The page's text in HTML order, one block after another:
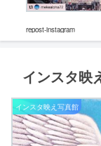
repost-instagram
インスタ映
インスタ映え写真館